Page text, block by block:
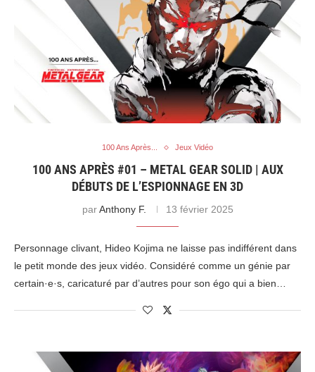
100 Ans Après... Jeux Vidéo
100 ANS APRÈS #01 – METAL GEAR SOLID | AUX
DÉBUTS DE L’ESPIONNAGE EN 3D
parAnthony F. 13 février 2025
Personnage clivant, Hideo Kojima ne laisse pas indifférent dans
le petit monde des jeux vidéo. Considéré comme un génie par
certain·e·s, caricaturé par d’autres pour son égo qui a bien…